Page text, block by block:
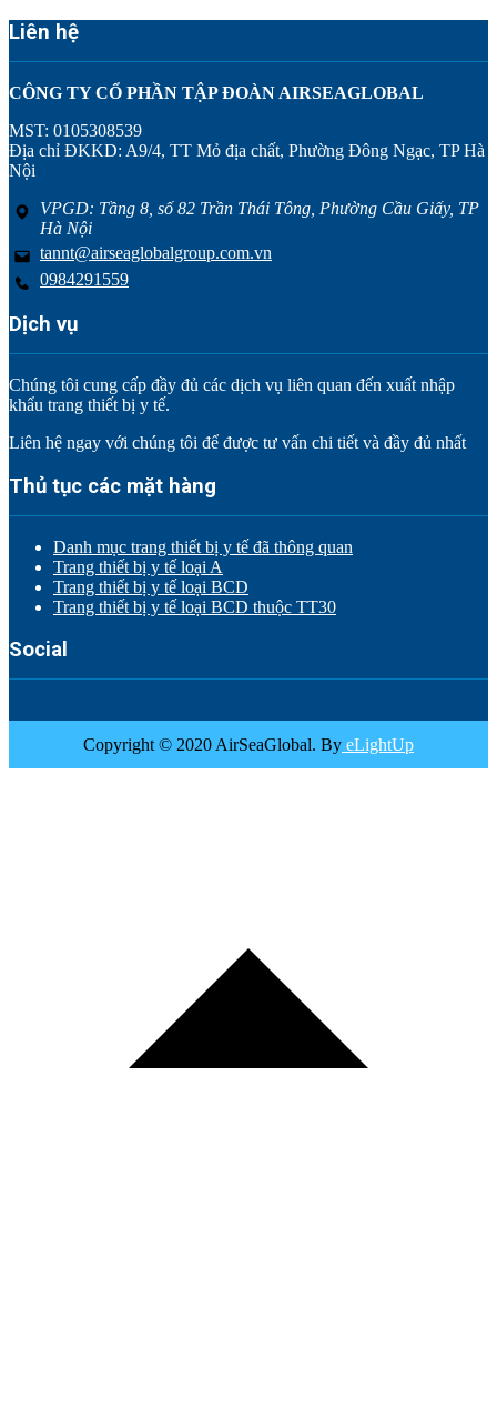
Liên hệ
CÔNG TY CỔ PHẦN TẬP ĐOÀN AIRSEAGLOBAL
MST: 0105308539
Địa chỉ ĐKKD: A9/4, TT Mỏ địa chất, Phường Đông Ngạc, TP Hà
Nội
VPGD: Tầng 8, số 82 Trần Thái Tông, Phường Cầu Giấy, TP
Hà Nội
tannt@airseaglobalgroup.com.vn
0984291559
Dịch vụ
Chúng tôi cung cấp đầy đủ các dịch vụ liên quan đến xuất nhập
khẩu trang thiết bị y tế.
Liên hệ ngay với chúng tôi để được tư vấn chi tiết và đầy đủ nhất
Thủ tục các mặt hàng
Danh mục trang thiết bị y tế đã thông quan
Trang thiết bị y tế loại A
Trang thiết bị y tế loại BCD
Trang thiết bị y tế loại BCD thuộc TT30
Social
Copyright © 2020 AirSeaGlobal. By eLightUp